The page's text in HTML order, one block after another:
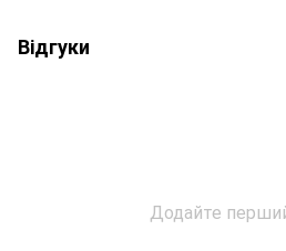
Відгуки
Додайте